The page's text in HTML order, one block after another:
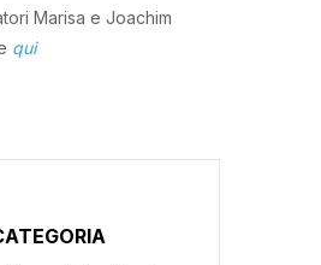
Marisa e Joachim
qui